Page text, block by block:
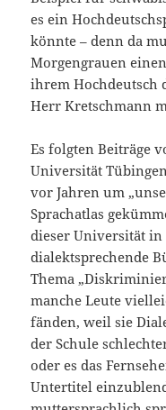
es ein
könnte – denn da
Morgengrauen
ihrem Hochdeutsch
Herr Kretschmann
Es folgten Beiträge
Universität
vor Jahren um
Sprachatlas
dieser Universität
dialektsprechende
Thema
manche Leute
fänden, weil sie
der Schule
oder es das
Untertitel